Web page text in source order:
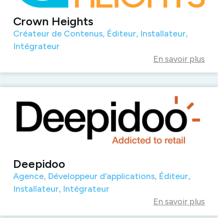
Crown Heights
Créateur de Contenus, Éditeur, Installateur,
Intégrateur
En savoir plus
Deepidoo
Agence, Développeur d’applications, Éditeur,
Installateur, Intégrateur
En savoir plus